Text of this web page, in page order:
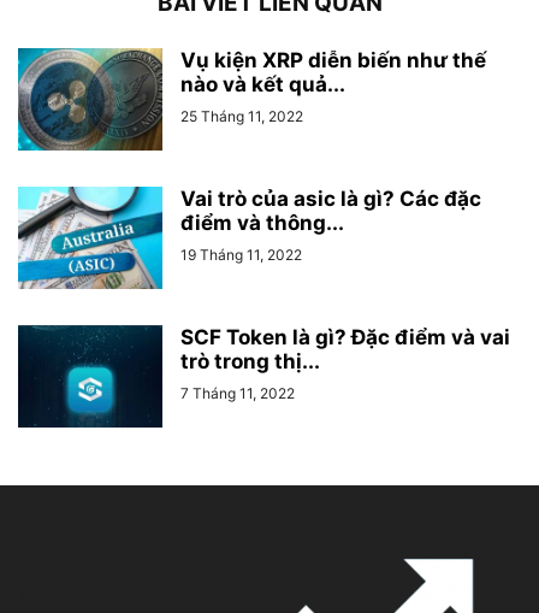
Vụ kiện XRP diễn biến như thế
nào và kết quả...
25 Tháng 11, 2022
Vai trò của asic là gì? Các đặc
điểm và thông...
19 Tháng 11, 2022
SCF Token là gì? Đặc điểm và vai
trò trong thị...
7 Tháng 11, 2022